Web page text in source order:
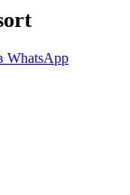
WhatsApp